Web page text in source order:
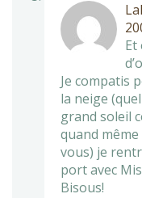
Et
Je compatis
la neige
grand soleil
quand
vous) je
port avec
Bisous!